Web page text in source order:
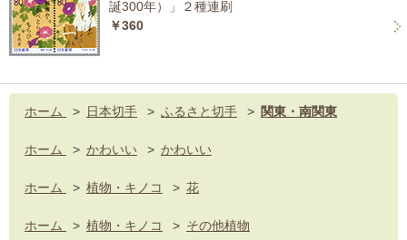
誕300年）」２種連刷
￥360
ホーム > 日本切手 > ふるさと切手 > 関東・南関東
ホーム > かわいい > かわいい
ホーム > 植物・キノコ > 花
ホーム > 植物・キノコ > その他植物